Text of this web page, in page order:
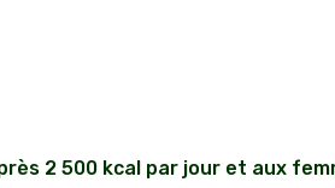
2 500 kcal par jour et aux